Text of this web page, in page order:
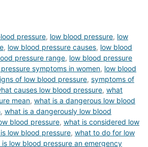
pressure, low blood pressure, low
, low blood pressure causes, low blood
pressure range, low blood pressure
symptoms in women, low blood
of low blood pressure, symptoms of
causes low blood pressure, what
mean, what is a dangerous low blood
, what is a dangerously low blood
blood pressure, what is considered low
low blood pressure, what to do for low
is low blood pressure an emergency